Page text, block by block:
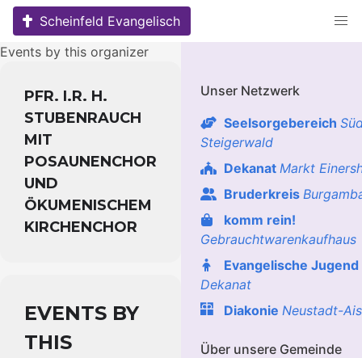
Skip
content
Scheinfeld Evangelisch
Events by this organizer
PFR. I.R. H.
STUBENRAUCH
MIT
POSAUNENCHOR
UND
ÖKUMENISCHEM
KIRCHENCHOR
EVENTS BY
THIS
Unser Netzwerk
Seelsorgebereich
Steigerwald
Dekanat Markt
Bruderkreis
komm rein!
Gebrauchtwarenkaufhaus
Evangelische Jugend
Dekanat
Diakonie Neustadt-
Über unsere Gemeinde